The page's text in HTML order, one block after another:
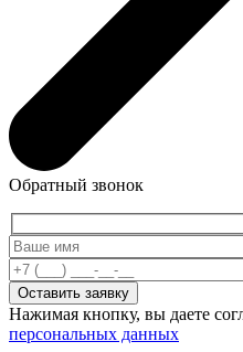
Обратный звонок
Нажимая кнопку, вы даете
персональных данных